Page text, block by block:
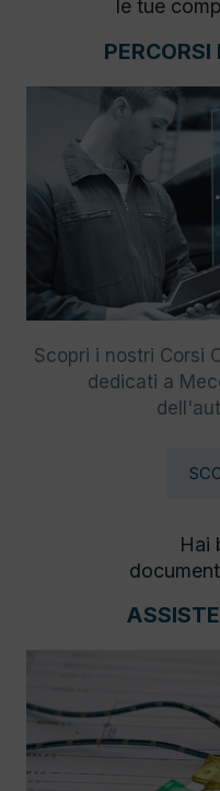
le tue
Scopri i nostri Corsi
dedicati a
Hai